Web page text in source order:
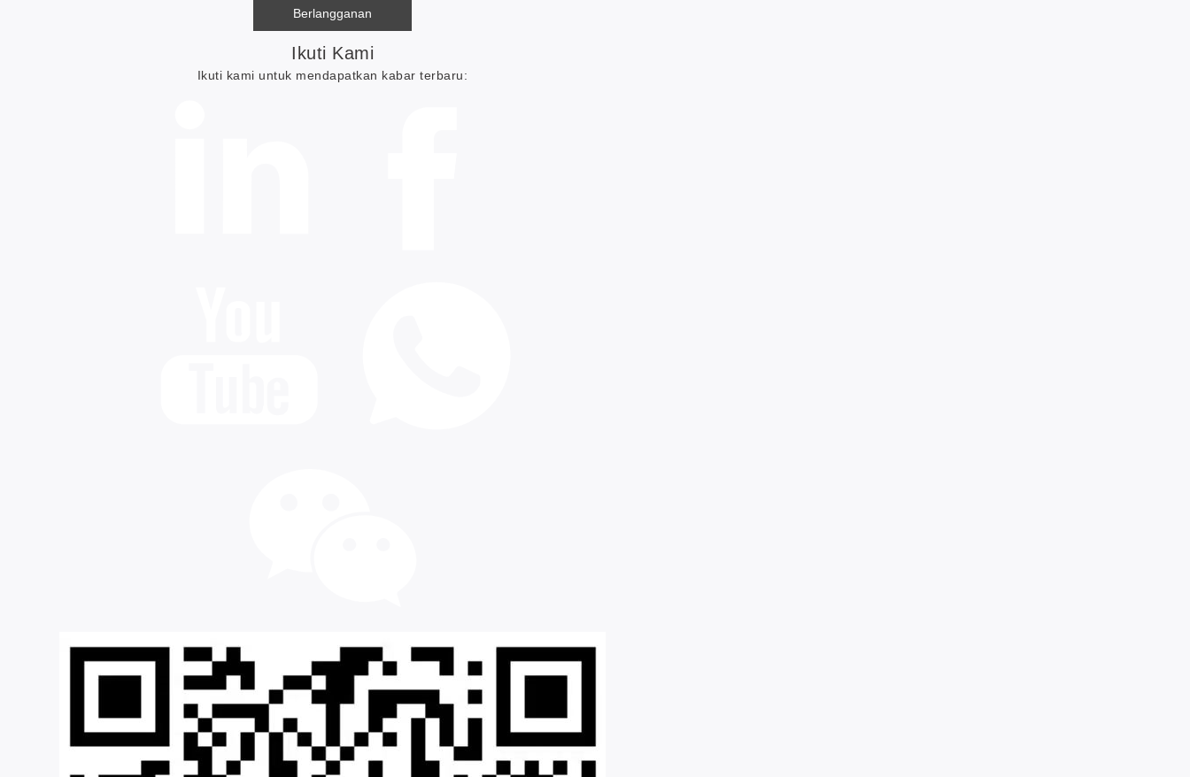
Ikuti Kami
Ikuti kami untuk mendapatkan kabar terbaru: